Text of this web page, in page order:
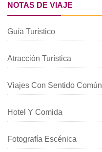
NOTAS DE VIAJE
Guía Turístico
Atracción Turística
Viajes Con Sentido Común
Hotel Y Comida
Fotografía Escénica